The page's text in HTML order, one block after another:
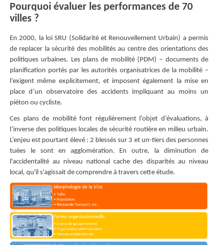
Pourquoi évaluer les performances de 70
villes ?
En 2000, la loi SRU (Solidarité et Renouvellement Urbain) a permis
de replacer la sécurité des mobilités au centre des orientations des
politiques urbaines. Les plans de mobilité (PDM) – documents de
planification portés par les autorités organisatrices de la mobilité –
l’exigent même explicitement, et imposent également la mise en
place d’un observatoire des accidents impliquant au moins un
piéton ou cycliste.
Ces plans de mobilité font régulièrement l’objet d’évaluations, à
l’inverse des politiques locales de sécurité routière en milieu urbain.
L’enjeu est pourtant élevé : 2 blessés sur 3 et un-tiers des personnes
tuées le sont en agglomération. En outre, la diminution de
l'accidentalité au niveau national cache des disparités au niveau
local, qu'il s'agissait de comprendre à travers cette étude.